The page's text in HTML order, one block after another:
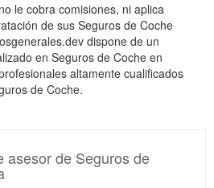
le cobra comisiones, ni aplica
de sus Seguros de Coche
dispone de un
en Seguros de Coche en
altamente cualificados
de Coche.
asesor de Seguros de